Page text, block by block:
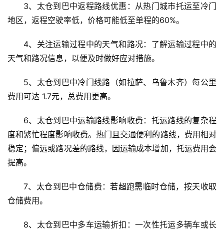
3、太仓到巴中返程路线优惠：从热门城市托运至冷门
地区，返程空驶率低，价格可能低至单程的60%。
4、关注运输过程中的天气和路况：了解运输过程中的
天气和路况信息，以便及时做好应对措施。
5、太仓到巴中冷门线路（如拉萨、乌鲁木齐）每公里
费用可达 1.7元，总费用更高。
6、太仓到巴中运输路线影响收费：托运路线的复杂程
度和繁忙程度影响收费。热门且交通便利的路线，费用相对
稳定；偏远或路况差的路线，因运输成本增加，托运费用会
提高。
7、太仓到巴中仓储费：若超跑需临时仓储，按天收取
仓储费用。
8、太仓到巴中多车运输折扣：一次性托运多辆车或长